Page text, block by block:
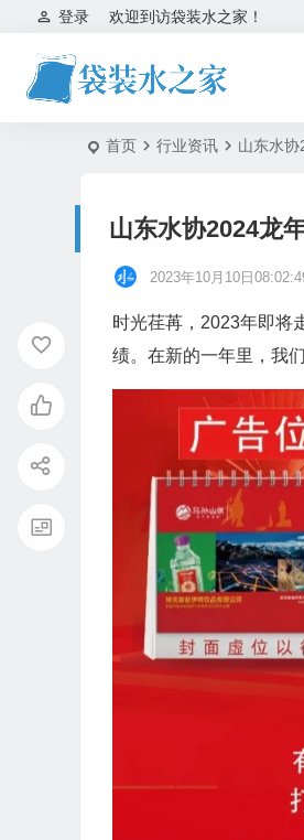
欢迎到访袋装水之家！
登录
首页 行业资讯 山东水
山东水协2024龙
2023年10月10日
时光荏苒，2023年即将
绩。在新的一年里，我